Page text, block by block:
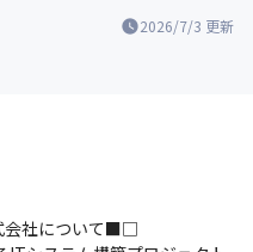
2026/7/3 更新
会社について■□